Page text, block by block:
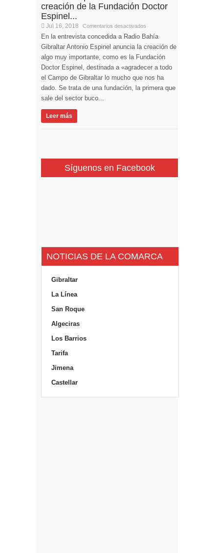
creación de la Fundación Doctor
Espinel...
Jul 16, 2018 Comentarios desactivados
En la entrevista concedida a Radio Bahía
Gibraltar Antonio Espinel anuncia la creación de
algo muy importante, como es la Fundación
Doctor Espinel, destinada a «agradecer a todo
el Campo de Gibraltar lo mucho que nos ha
dado. Se trata de una fundación, la primera que
sale del sector buco...
Leer más
Síguenos en Facebook
NOTICIAS DE LA COMARCA
Gibraltar
La Línea
San Roque
Algeciras
Los Barrios
Tarifa
Jimena
Castellar